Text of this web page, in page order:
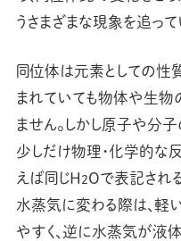
うさまざまな現象を追っ
同位体は元素としての性
まれていても物体や生物
ません。しかし原子や分
少しだけ物理・化学的な
えば同じH2Oで表記され
水蒸気に変わる際は、軽
やすく、逆に水蒸気が液